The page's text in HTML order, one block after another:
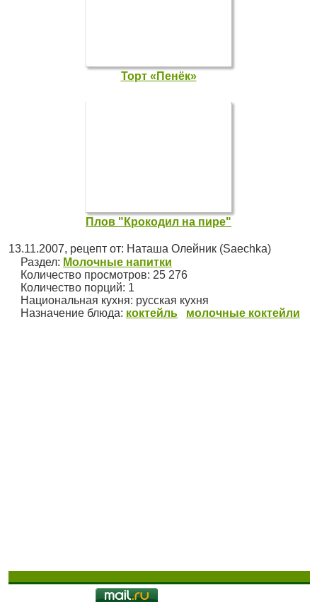
Торт «Пенёк»
Плов "Крокодил на пире"
13.11.2007, рецепт от: Наташа Олейник (Saechka)
Раздел: Молочные напитки
Количество просмотров: 25 276
Количество порций: 1
Национальная кухня: русская кухня
Назначение блюда: коктейль молочные коктейли